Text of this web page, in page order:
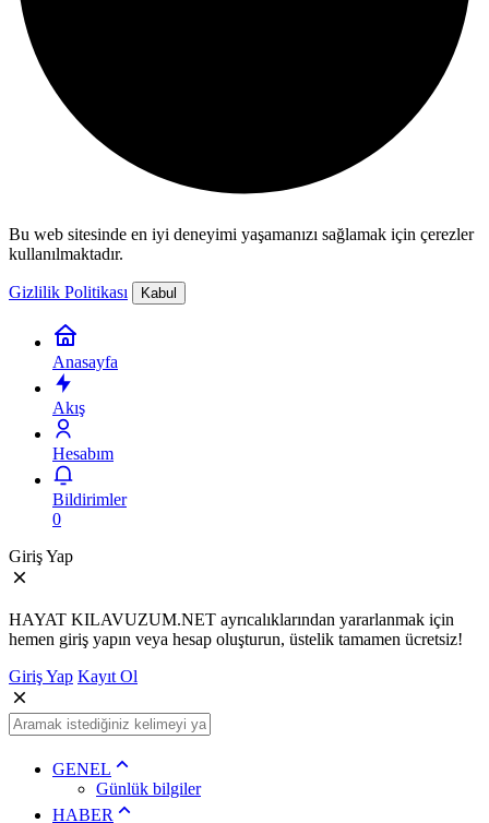
Bu web sitesinde en iyi deneyimi yaşamanızı sağlamak için çerezler
kullanılmaktadır.
Gizlilik Politikası Kabul
Anasayfa
Akış
Hesabım
Bildirimler
0
Giriş Yap
HAYAT KILAVUZUM.NET ayrıcalıklarından yararlanmak için
hemen giriş yapın veya hesap oluşturun, üstelik tamamen ücretsiz!
Giriş Yap Kayıt Ol
GENEL
Günlük bilgiler
HABER